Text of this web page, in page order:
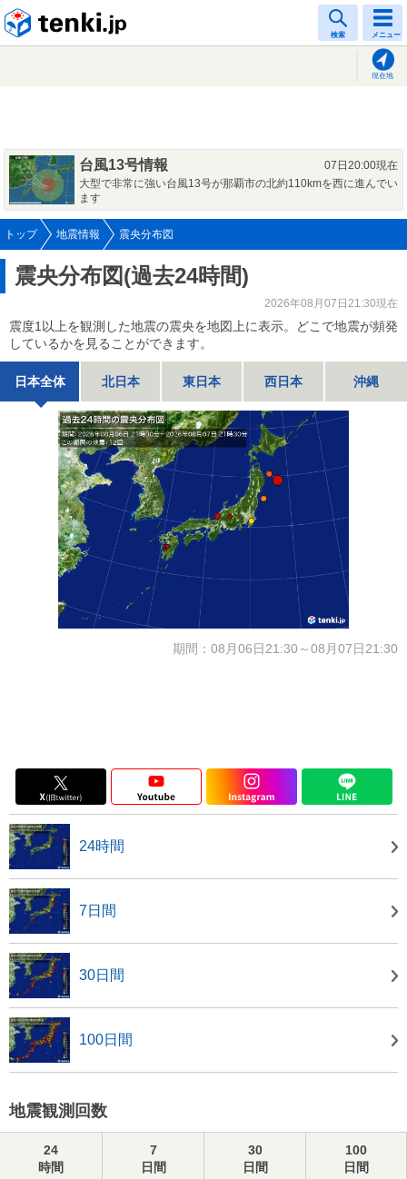
検索 メニュー
現在地
台風13号情報
07日20:00現在
大型で非常に強い台風13号が那覇市の北約110kmを西に進んでい
ます
トップ 地震情報 震央分布図
震央分布図(過去24時間)
2026年08月07日21:30現在
震度1以上を観測した地震の震央を地図上に表示。どこで地震が頻発
しているかを見ることができます。
日本全体 北日本 東日本 西日本 沖縄
期間：08月06日21:30～08月07日21:30
24時間
7日間
30日間
100日間
地震観測回数
24
時間
7
日間
30
日間
100
日間